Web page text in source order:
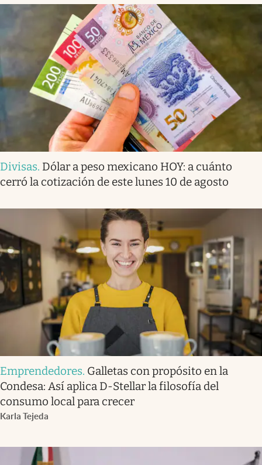
Divisas. Dólar a peso mexicano HOY: a cuánto
cerró la cotización de este lunes 10 de agosto
Emprendedores. Galletas con propósito en la
Condesa: Así aplica D-Stellar la filosofía del
consumo local para crecer
Karla Tejeda